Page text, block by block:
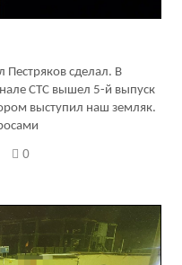
Пестряков сделал. В
СТС вышел 5-й выпуск
выступил наш земляк.
0